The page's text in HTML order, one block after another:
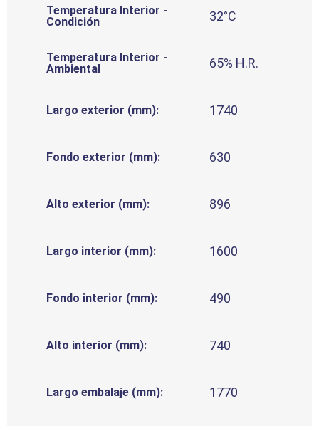
Temperatura Interior -
Condición
32°C
Temperatura Interior -
Ambiental
65% H.R.
Largo exterior (mm): 1740
Fondo exterior (mm): 630
Alto exterior (mm): 896
Largo interior (mm): 1600
Fondo interior (mm): 490
Alto interior (mm): 740
Largo embalaje (mm): 1770